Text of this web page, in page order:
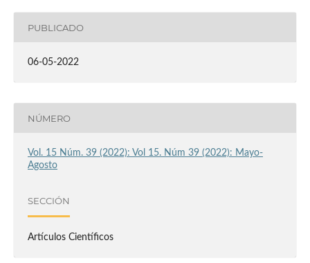
PUBLICADO
06-05-2022
NÚMERO
Vol. 15 Núm. 39 (2022): Vol 15. Núm 39 (2022): Mayo-
Agosto
SECCIÓN
Artículos Científicos